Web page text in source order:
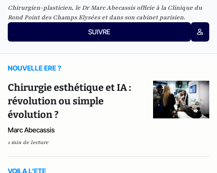
Chirurgien-plasticien, le Dr Marc Abecassis officie à la Clinique du
Rond Point des Champs Elysées et dans son cabinet parisien.
SUIVRE
NOUVELLE ERE ?
Chirurgie esthétique et IA :
révolution ou simple
évolution ?
Marc Abecassis
1 min de lecture
VOILA L'ETE